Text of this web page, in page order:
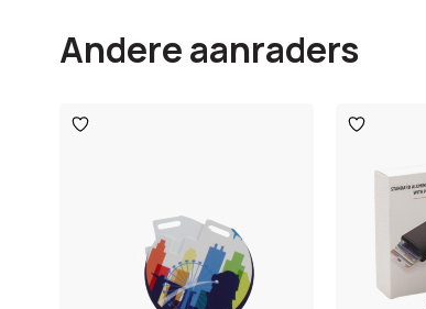
Andere aanraders
Toevoegen
aan
Toevoegen
aan